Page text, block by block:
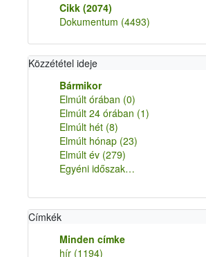
Cikk (2074)
Dokumentum (4493)
Közzététel ideje
Bármikor
Elmúlt órában (0)
Elmúlt 24 órában (1)
Elmúlt hét (8)
Elmúlt hónap (23)
Elmúlt év (279)
Egyéni időszak…
Címkék
Minden címke
hír (1194)